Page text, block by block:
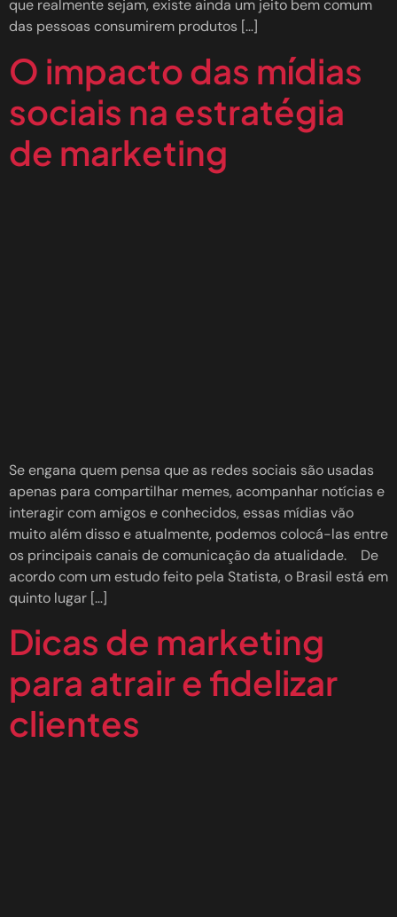
que realmente sejam, existe ainda um jeito bem comum
das pessoas consumirem produtos […]
O impacto das mídias
sociais na estratégia
de marketing
Se engana quem pensa que as redes sociais são usadas
apenas para compartilhar memes, acompanhar notícias e
interagir com amigos e conhecidos, essas mídias vão
muito além disso e atualmente, podemos colocá-las entre
os principais canais de comunicação da atualidade. De
acordo com um estudo feito pela Statista, o Brasil está em
quinto lugar […]
Dicas de marketing
para atrair e fidelizar
clientes